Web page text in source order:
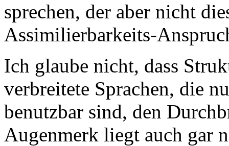
sprechen, der aber nicht
Assimilierbarkeits-
Ich glaube nicht, dass
verbreitete Sprachen, die
benutzbar sind, den
Augenmerk liegt auch gar